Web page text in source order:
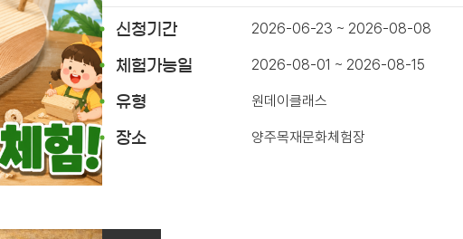
신청기간 2026-06-23 ~ 2026-08-08
체험가능일 2026-08-01 ~ 2026-08-15
유형 원데이클래스
장소 양주목재문화체험장